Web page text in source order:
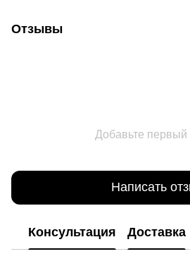
Отзывы
Добавьте первый
Написать
Консультация Доставка